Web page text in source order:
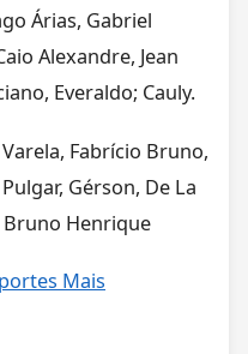
Árias, Gabriel
Alexandre, Jean
Everaldo; Cauly.
Fabrício Bruno,
Gérson, De La
Bruno Henrique
Mais